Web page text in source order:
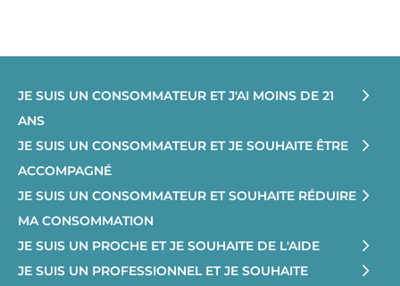
JE SUIS UN CONSOMMATEUR ET J'AI MOINS DE 21
ANS
JE SUIS UN CONSOMMATEUR ET JE SOUHAITE ÊTRE
ACCOMPAGNÉ
JE SUIS UN CONSOMMATEUR ET SOUHAITE RÉDUIRE
MA CONSOMMATION
JE SUIS UN PROCHE ET JE SOUHAITE DE L'AIDE
JE SUIS UN PROFESSIONNEL ET JE SOUHAITE